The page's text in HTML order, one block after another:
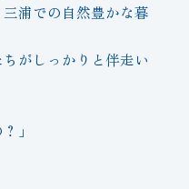
浦での自然豊かな暮
がしっかりと伴走い
」